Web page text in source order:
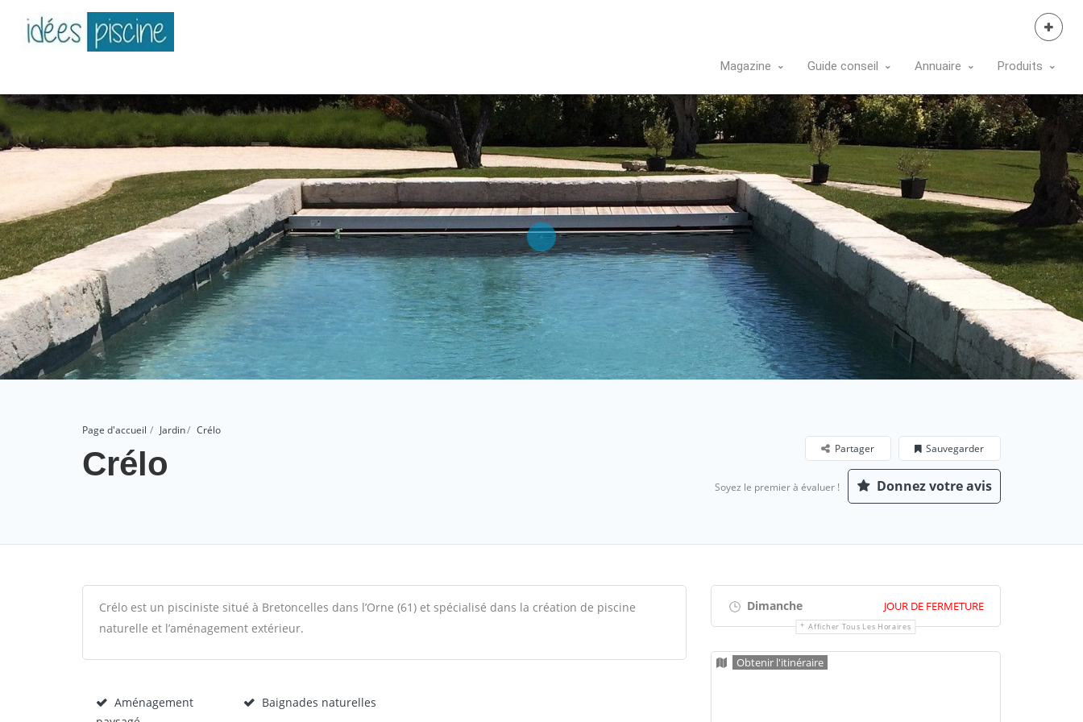
Magazine Guide conseil Annuaire Produits
Page d'accueil Jardin Crélo
Crélo Sauvegarder
Partager
Soyez le premier à évaluer ! Donnez votre avis
Crélo est un pisciniste situé à Bretoncelles dans l’Orne (61) et spécialisé dans la création de piscine
naturelle et l’aménagement extérieur.
Aménagement
Baignades naturelles
Dimanche JOUR DE FERMETURE
Afficher Tous Les Horaires
Obtenir l'itinéraire